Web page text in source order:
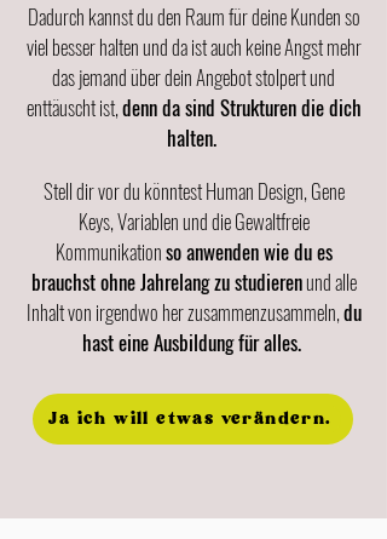
Dadurch kannst du den Raum für deine Kunden so
viel besser halten und da ist auch keine Angst mehr
das jemand über dein Angebot stolpert und
enttäuscht ist,denn da sind Strukturen die dich
halten.
Stell dir vor du könntest Human Design, Gene
Keys, Variablen und die Gewaltfreie
Kommunikationso anwenden wie du es
brauchst ohne Jahrelang zu studierenund alle
Inhalt von irgendwo her zusammenzusammeln,du
hast eine Ausbildung für alles.
Ja ich will etwas verändern.